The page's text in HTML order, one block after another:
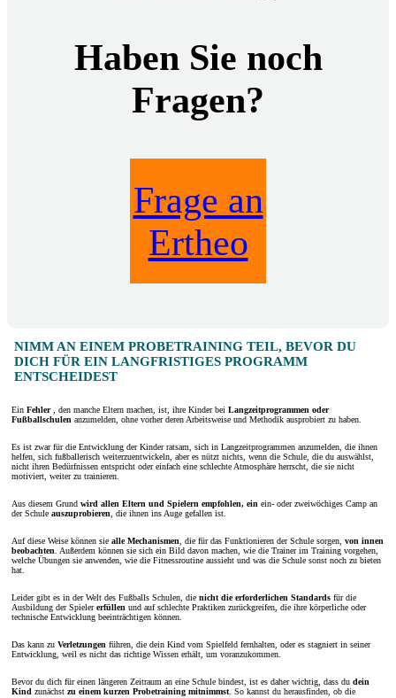
Haben Sie noch
Fragen?
Frage an
Ertheo
NIMM AN EINEM PROBETRAINING TEIL, BEVOR DU
DICH FÜR EIN LANGFRISTIGES PROGRAMM
ENTSCHEIDEST
Ein Fehler , den manche Eltern machen, ist, ihre Kinder bei Langzeitprogrammen oder
Fußballschulen anzumelden, ohne vorher deren Arbeitsweise und Methodik ausprobiert zu haben.
Es ist zwar für die Entwicklung der Kinder ratsam, sich in Langzeitprogrammen anzumelden, die ihnen
helfen, sich fußballerisch weiterzuentwickeln, aber es nützt nichts, wenn die Schule, die du auswählst,
nicht ihren Bedürfnissen entspricht oder einfach eine schlechte Atmosphäre herrscht, die sie nicht
motiviert, weiter zu trainieren.
Aus diesem Grund wird allen Eltern und Spielern empfohlen, ein ein- oder zweiwöchiges Camp an
der Schule auszuprobieren , die ihnen ins Auge gefallen ist.
Auf diese Weise können sie alle Mechanismen , die für das Funktionieren der Schule sorgen, von innen
beobachten . Außerdem können sie sich ein Bild davon machen, wie die Trainer im Training vorgehen,
welche Übungen sie anwenden, wie die Fitnessroutine aussieht und was die Schule sonst noch zu bieten
hat.
Leider gibt es in der Welt des Fußballs Schulen, die nicht die erforderlichen Standards für die
Ausbildung der Spielererfüllen und auf schlechte Praktiken zurückgreifen, die ihre körperliche oder
technische Entwicklung beeinträchtigen können.
Das kann zu Verletzungen führen, die dein Kind vom Spielfeld fernhalten, oder es stagniert in seiner
Entwicklung, weil es nicht das richtige Wissen erhält, um voranzukommen.
Bevor du dich für einen längeren Zeitraum an eine Schule bindest, ist es daher wichtig, dass du dein
Kind zunächst zu einem kurzen Probetraining mitnimmst . So kannst du herausfinden, ob die